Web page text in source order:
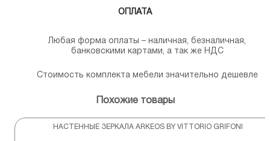
ОПЛАТА
Любая форма оплаты – наличная, безналичная,
банковскими картами, а так же НДС
Стоимость комплекта мебели значительно дешевле
Похожие товары
НАСТЕННЫЕ ЗЕРКАЛА ARKEOS BY VITTORIO GRIFONI